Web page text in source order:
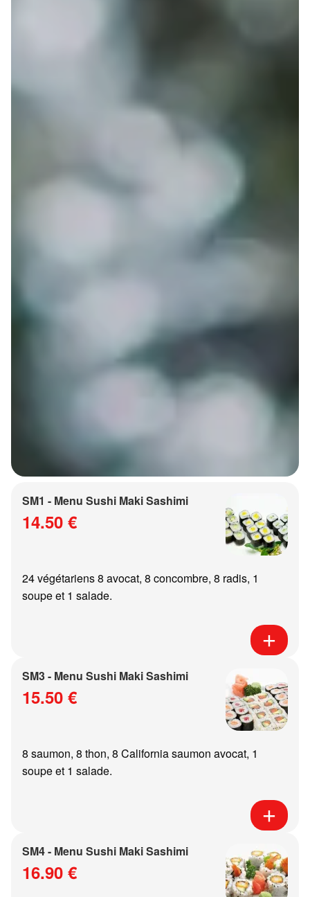
SM1 - Menu Sushi Maki Sashimi
14.50 €
24 végétariens 8 avocat, 8 concombre, 8 radis, 1
soupe et 1 salade.
SM3 - Menu Sushi Maki Sashimi
15.50 €
8 saumon, 8 thon, 8 California saumon avocat, 1
soupe et 1 salade.
SM4 - Menu Sushi Maki Sashimi
16.90 €